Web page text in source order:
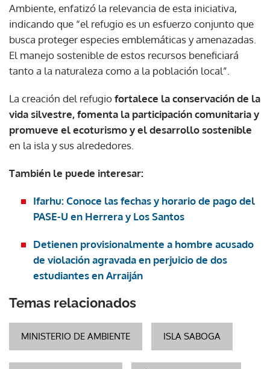
Ambiente, enfatizó la relevancia de esta iniciativa,
indicando que “el refugio es un esfuerzo conjunto que
busca proteger especies emblemáticas y amenazadas.
El manejo sostenible de estos recursos beneficiará
tanto a la naturaleza como a la población local”.
La creación del refugiofortalece la conservación de la
vida silvestre, fomenta la participación comunitaria y
promueve el ecoturismo y el desarrollo sostenible
en la isla y sus alrededores.
También le puede interesar:
Ifarhu: Conoce las fechas y horario de pago del
PASE-U en Herrera y Los Santos
Detienen provisionalmente a hombre acusado
de violación agravada en perjuicio de dos
estudiantes en Arraiján
Temas relacionados
MINISTERIO DE AMBIENTE ISLA SABOGA